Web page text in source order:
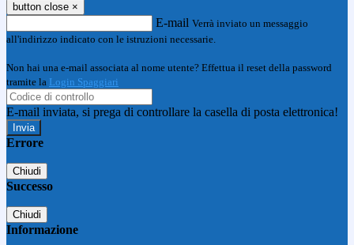
button close ×
E-mail Verrà inviato un messaggio
all'indirizzo indicato con le istruzioni necessarie.
Non hai una e-mail associata al nome utente? Effettua il reset della password
tramite la Login Spaggiari
E-mail inviata, si prega di controllare la casella di posta elettronica!
Errore
Chiudi
Successo
Chiudi
Informazione